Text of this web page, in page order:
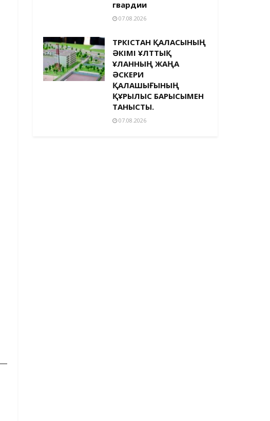
гвардии
07.08.2026
ТҮРКІСТАН ҚАЛАСЫНЫҢ
ӘКІМІ ҰЛТТЫҚ
ҰЛАННЫҢ ЖАҢА
ӘСКЕРИ
ҚАЛАШЫҒЫНЫҢ
ҚҰРЫЛЫС БАРЫСЫМЕН
ТАНЫСТЫ.
07.08.2026